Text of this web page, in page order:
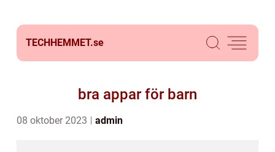
TECHHEMMET.se
bra appar för barn
08 oktober 2023 admin